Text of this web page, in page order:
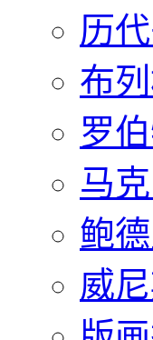
历
布
罗
马
鲍
威